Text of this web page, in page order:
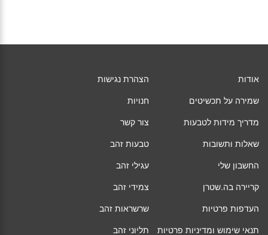
אודות
שמירה על תכשיטים
מדריך מידות לטבעות
שאלות ותשובות
החשבון שלי
קריירה בה.שטרן
העדפות פרטיות
תנאי שימוש ומדיניות פרטיות
הצהרת נגישות
חנויות
צור קשר
טבעות זהב
עגילי זהב
צמידי זהב
שרשראות זהב
תליוני זהב